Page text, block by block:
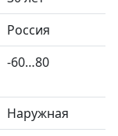
Россия
-60…80
Наружная